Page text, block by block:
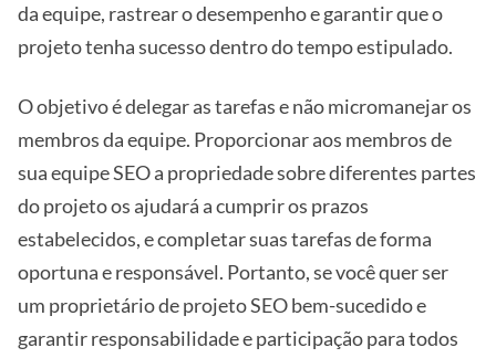
da equipe, rastrear o desempenho e garantir que o
projeto tenha sucesso dentro do tempo estipulado.
O objetivo é delegar as tarefas e não micromanejar os
membros da equipe. Proporcionar aos membros de
sua equipe SEO a propriedade sobre diferentes partes
do projeto os ajudará a cumprir os prazos
estabelecidos, e completar suas tarefas de forma
oportuna e responsável. Portanto, se você quer ser
um proprietário de projeto SEO bem-sucedido e
garantir responsabilidade e participação para todos